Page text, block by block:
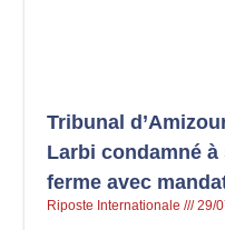
Tribunal
Larbi condamné
ferme avec
Riposte Internationale 29/